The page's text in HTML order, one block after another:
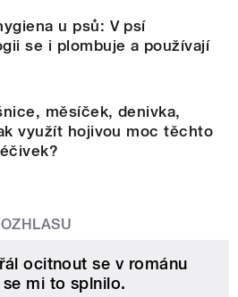
u psů: V psí
se i plombuje a používají
měsíček, denivka,
využít hojivou moc těchto
ocitnout se v románu
mi to splnilo.